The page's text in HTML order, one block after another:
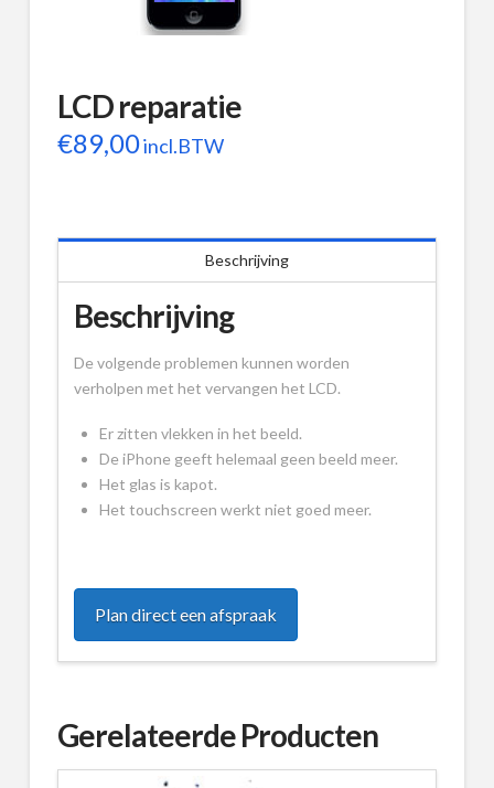
LCD reparatie
€89,00incl.BTW
Beschrijving
Beschrijving
De volgende problemen kunnen worden
verholpen met het vervangen het LCD.
Er zitten vlekken in het beeld.
De iPhone geeft helemaal geen beeld meer.
Het glas is kapot.
Het touchscreen werkt niet goed meer.
Plan direct een afspraak
Gerelateerde Producten